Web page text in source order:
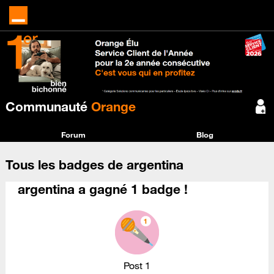
Communauté Orange
Forum Blog
Tous les badges de argentina
argentina a gagné 1 badge !
Post 1